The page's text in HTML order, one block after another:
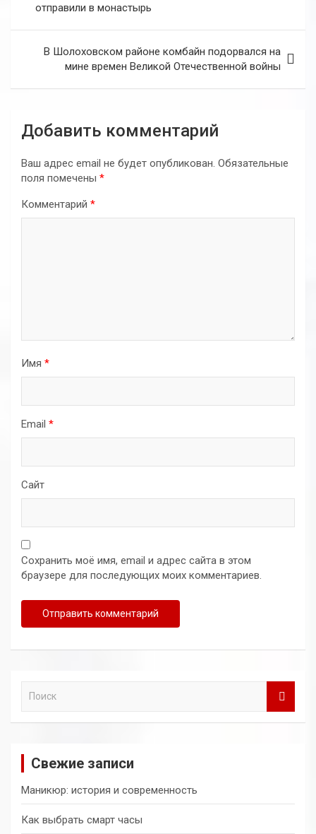
записям
отправили в монастырь
В Шолоховском районе комбайн подорвался на
мине времен Великой Отечественной войны
Добавить комментарий
Ваш адрес email не будет опубликован. Обязательные
поля помечены *
Комментарий *
Имя *
Email *
Сайт
Сохранить моё имя, email и адрес сайта в этом
браузере для последующих моих комментариев.
Свежие записи
Маникюр: история и современность
Как выбрать смарт часы